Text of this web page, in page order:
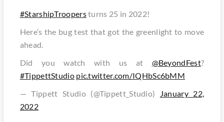
#StarshipTroopersturns 25 in 2022!
Here’s the bug test that got the greenlight to move
ahead.
Did you watch with us at @BeyondFest?
#TippettStudio pic.twitter.com/IQHbSc6bMM
— Tippett Studio (@Tippett_Studio)
January 22,
2022